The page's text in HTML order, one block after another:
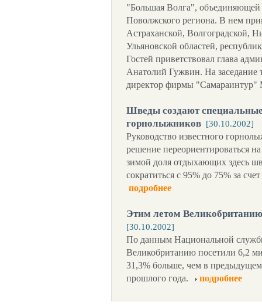
"Большая Волга", объединяющей
Поволжского региона. В нем
Астраханской, Волгоградской,
Ульяновской областей,
Гостей приветствовал глава
Анатолий Гужвин. На заседание
директор фирмы "Самараинтур"
Шведы создают
горнолыжников [30.10.2002]
Руководство известного
решение переориентироваться
зимой доля отдыхающих здесь
сократиться с 95% до 75% за
подробнее
Этим летом
[30.10.2002]
По данным Национальной
Великобританию посетили 6,2
31,3% больше, чем в предыдущем
прошлого года.
подробнее